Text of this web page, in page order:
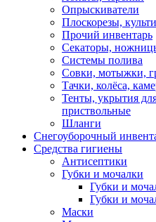
Опрыскиватели
Плоскорезы,
Прочий инвентарь
Секаторы,
Системы полива
Совки, мотыжки,
Тачки, колёса,
Тенты, укрытия
приствольные
Шланги
Снегоуборочный
Средства гигиены
Антисептики
Губки и мочалки
Губки и
Губки и
Маски